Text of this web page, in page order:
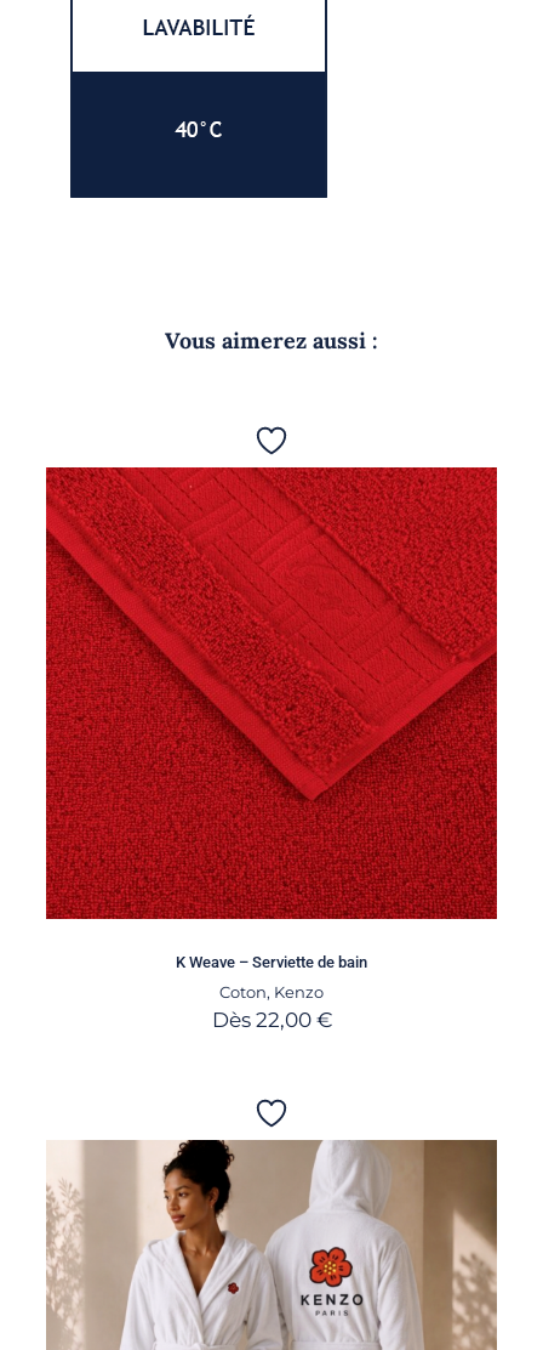
Vous aimerez aussi :
K Weave – Serviette de bain
Coton, Kenzo
Dès 22,00 €